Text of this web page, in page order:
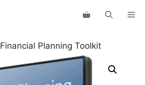
Financial Planning Toolkit